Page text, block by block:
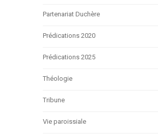
Partenariat Duchère
Prédications 2020
Prédications 2025
Théologie
Tribune
Vie paroissiale